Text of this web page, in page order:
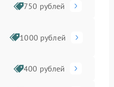
750 рублей
1000 рублей
400 рублей